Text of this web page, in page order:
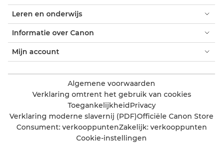
Leren en onderwijs
Informatie over Canon
Mijn account
Algemene voorwaarden
Verklaring omtrent het gebruik van cookies
ToegankelijkheidPrivacy
Verklaring moderne slavernij (PDF)Officiële Canon Store
Consument: verkooppuntenZakelijk: verkooppunten
Cookie-instellingen